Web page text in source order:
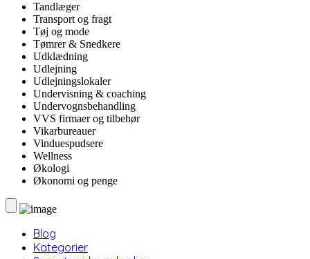
Tandlæger
Transport og fragt
Tøj og mode
Tømrer & Snedkere
Udklædning
Udlejning
Udlejningslokaler
Undervisning & coaching
Undervognsbehandling
VVS firmaer og tilbehør
Vikarbureauer
Vinduespudsere
Wellness
Økologi
Økonomi og penge
Blog
Kategorier